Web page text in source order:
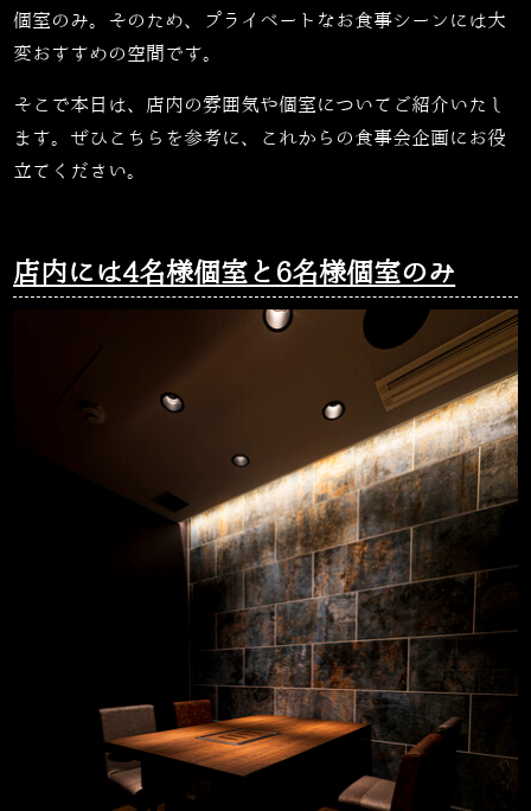
個室のみ。そのため、プライベートなお食事シーンには大
変おすすめの空間です。
そこで本日は、店内の雰囲気や個室についてご紹介いたし
ます。ぜひこちらを参考に、これからの食事会企画にお役
立てください。
店内には4名様個室と6名様個室のみ